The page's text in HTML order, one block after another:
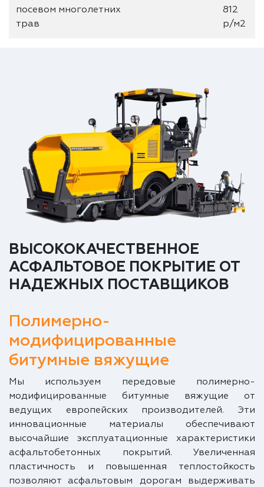
посевом многолетних
трав
812
р/м2
ВЫСОКОКАЧЕСТВЕННОЕ
АСФАЛЬТОВОЕ ПОКРЫТИЕ ОТ
НАДЕЖНЫХ ПОСТАВЩИКОВ
Полимерно-
модифицированные
битумные вяжущие
Мы используем передовые полимерно-
модифицированные битумные вяжущие от
ведущих европейских производителей. Эти
инновационные материалы обеспечивают
высочайшие эксплуатационные характеристики
асфальтобетонных покрытий. Увеличенная
пластичность и повышенная теплостойкость
позволяют асфальтовым дорогам выдерживать